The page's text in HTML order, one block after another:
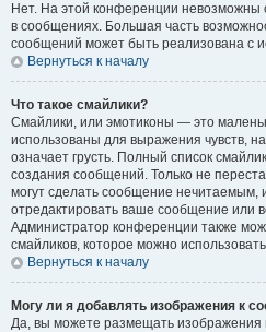
Нет. На этой конференции невозможны
в сообщениях. Большая часть
сообщений может быть реализована с
Вернуться к началу
Что такое смайлики?
Смайлики, или эмотиконы — это
использованы для выражения чувств,
означает грусть. Полный список
создания сообщений. Только не
могут сделать сообщение нечитаемым,
отредактировать ваше сообщение или
Администратор конференции также
смайликов, которое можно
Вернуться к началу
Могу ли я добавлять изображения к
Да, вы можете размещать изображения